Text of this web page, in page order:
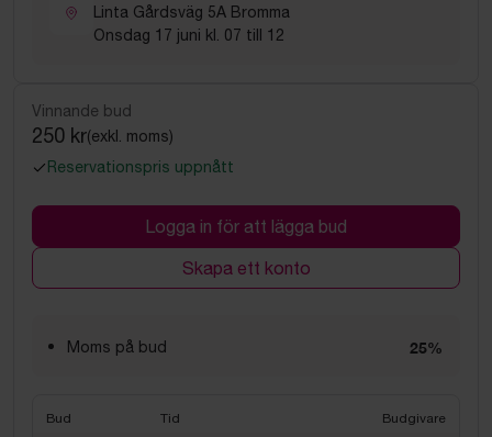
Linta Gårdsväg 5A Bromma
Onsdag 17 juni kl. 07 till 12
Vinnande bud
250 kr(exkl. moms)
Reservationspris uppnått
Logga in för att lägga bud
Skapa ett konto
Moms på bud 25%
Bud Tid Budgivare